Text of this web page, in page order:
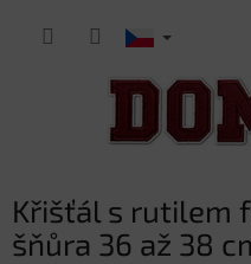
Křišťál s rutilem
šňůra 36 až 38